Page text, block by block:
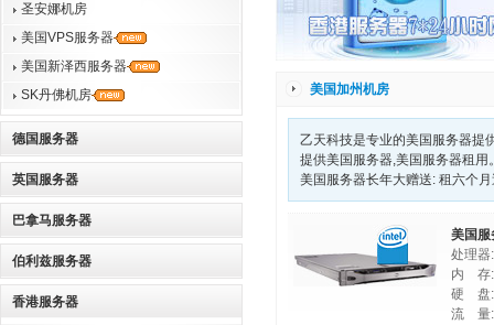
圣安娜机房
美国VPS服务器
美国新泽西服务器
SK丹佛机房
德国服务器
英国服务器
巴拿马服务器
伯利兹服务器
香港服务器
美国加州机房
乙天科技是专业的美国服务器提
提供美国服务器,美国服务器租用
美国服务器长年大赠送: 租六个
美国
处理器
内 存
硬 盘
流 量